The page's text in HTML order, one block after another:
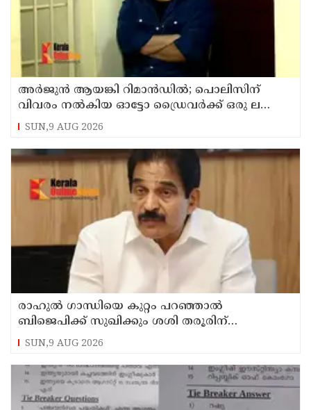
അര്‍ജുന്‍ ആയങ്കി റിമാന്‍ഡില്‍; പൊലിസിന്
വിവരം നൽകിയ ഓട്ടോ ഡ്രൈവർക്ക് ഒരു ലക്ഷം
പാരിതോഷികം നൽകുമെന്ന് മന്ത്രി
SUN,9 AUG 2026
രാഹുല്‍ ഗാന്ധിയെ കുറ്റം പറഞ്ഞാല്‍
ബിജെപിക്ക് സുഖിക്കും ശശി തരൂരിന്
മറുപടിയുമായി കെ സി വേണുഗോപാല്‍
SUN,9 AUG 2026